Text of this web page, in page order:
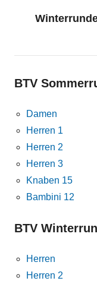
BTV
Damen
Herren 1
Herren 2
Herren 3
Knaben 15
Bambini 12
BTV
Herren
Herren 2